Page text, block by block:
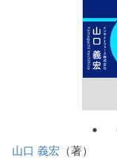
山口 義宏 （著）